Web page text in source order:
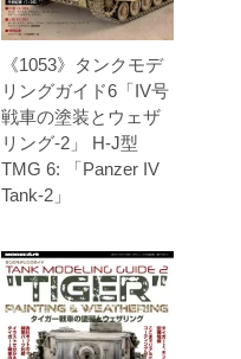
《1053》タンクモデ
リングガイド6「IV号
戦車の塗装とウェザ
リング-2」 H-J型
TMG 6: 「Panzer IV
Tank-2」